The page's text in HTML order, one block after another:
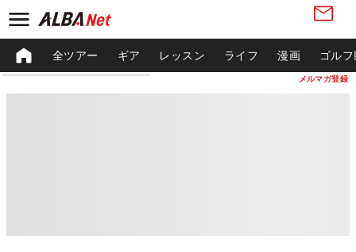
メルマガ登録
全ツアー ギア レッスン ライフ 漫画 ゴル